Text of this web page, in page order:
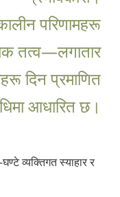
परिणामहरू
तत्व—लगातार
दिन प्रमाणित
आधारित छ।
व्यक्तिगत स्याहार र